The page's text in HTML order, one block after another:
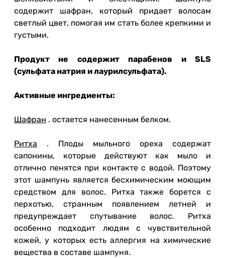
содержит шафран, который придает волосам
светлый цвет, помогая им стать более крепкими и
густыми.
Продукт не содержит парабенов и SLS
(сульфата натрия и лаурилсульфата).
Активные ингредиенты:
Шафран . остается нанесенным белком.
Ритха . Плоды мыльного ореха содержат
сапонины, которые действуют как мыло и
отлично пенятся при контакте с водой. Поэтому
этот шампунь является бесхимическим моющим
средством для волос. Ритха также борется с
перхотью, странным появлением летней и
предупреждает спутывание волос. Ритха
особенно подходит людям с чувствительной
кожей, у которых есть аллергия на химические
вещества в составе шампуня.